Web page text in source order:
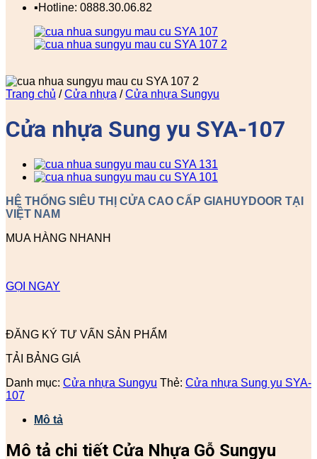
▪️Hotline: 0888.30.06.82
Trang chủ / Cửa nhựa / Cửa nhựa Sungyu
Cửa nhựa Sung yu SYA-107
HỆ THỐNG SIÊU THỊ CỬA CAO CẤP GIAHUYDOOR TẠI
VIỆT NAM
MUA HÀNG NHANH
GỌI NGAY
ĐĂNG KÝ TƯ VẤN SẢN PHẨM
TẢI BẢNG GIÁ
Danh mục: Cửa nhựa Sungyu Thẻ: Cửa nhựa Sung yu SYA-
107
Mô tả
Mô tả chi tiết Cửa Nhựa Gỗ Sungyu